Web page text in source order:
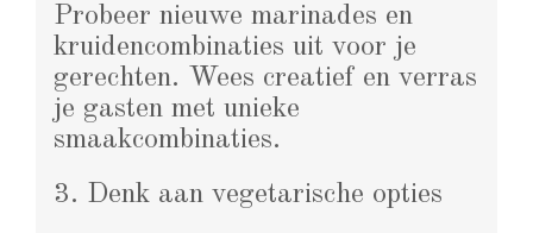
Probeer nieuwe marinades en
kruidencombinaties uit voor je
gerechten. Wees creatief en verras
je gasten met unieke
smaakcombinaties.
3. Denk aan vegetarische opties